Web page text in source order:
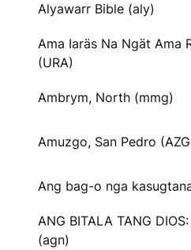
Alyawarr Bible (aly)
Ama Iaräs Na Ngät Ama
(URA)
Ambrym, North (mmg)
Amuzgo, San Pedro
Ang bag-o nga
ANG BITALA TANG
(agn)